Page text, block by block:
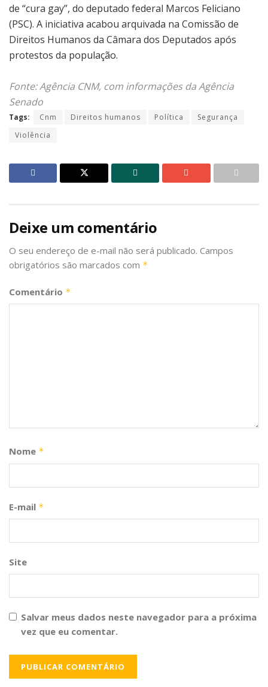
de “cura gay”, do deputado federal Marcos Feliciano
(PSC). A iniciativa acabou arquivada na Comissão de
Direitos Humanos da Câmara dos Deputados após
protestos da população.
Fonte: Agência CNM, com informações da Agência
Senado
Tags: Cnm Direitos humanos Política
Segurança
Violência
Deixe um comentário
O seu endereço de e-mail não será publicado. Campos
obrigatórios são marcados com *
Comentário *
Nome *
E-mail *
Site
Salvar meus dados neste navegador para a próxima
vez que eu comentar.